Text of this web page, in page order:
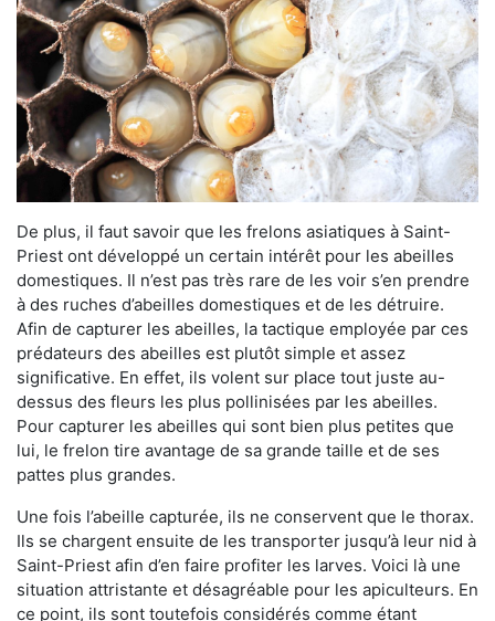
De plus, il faut savoir que les frelons asiatiques à Saint-
Priest ont développé un certain intérêt pour les abeilles
domestiques. Il n’est pas très rare de les voir s’en prendre
à des ruches d’abeilles domestiques et de les détruire.
Afin de capturer les abeilles, la tactique employée par ces
prédateurs des abeilles est plutôt simple et assez
significative. En effet, ils volent sur place tout juste au-
dessus des fleurs les plus pollinisées par les abeilles.
Pour capturer les abeilles qui sont bien plus petites que
lui, le frelon tire avantage de sa grande taille et de ses
pattes plus grandes.
Une fois l’abeille capturée, ils ne conservent que le thorax.
Ils se chargent ensuite de les transporter jusqu’à leur nid à
Saint-Priest afin d’en faire profiter les larves. Voici là une
situation attristante et désagréable pour les apiculteurs. En
ce point, ils sont toutefois considérés comme étant